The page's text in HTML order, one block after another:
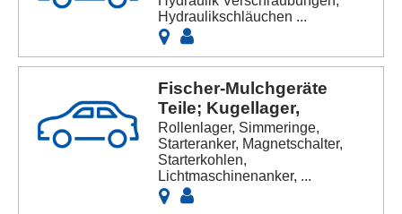
Hydraulikschläuchen ...
Fischer-Mulchgeräte
Teile; Kugellager,
Rollenlager, Simmeringe,
Starteranker, Magnetschalter,
Starterkohlen,
Lichtmaschinenanker, ...